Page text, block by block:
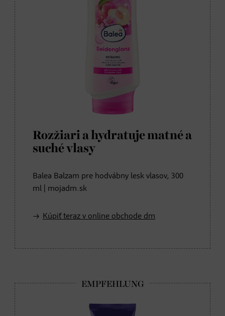
Rozžiari a hydratuje matné a
suché vlasy
Balea Balzam pre hodvábny lesk vlasov, 300
ml | mojadm.sk
Kúpiť teraz v online obchode dm